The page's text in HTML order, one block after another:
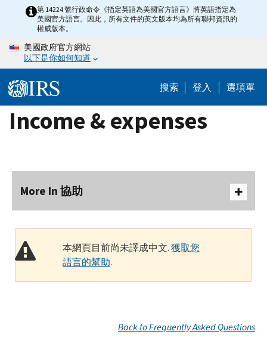
content
第 14224 號行政命令《指定英語為美國官方語言》將英語指定為
美國官方語言。因此，所有文件的英文版本均為所有聯邦資訊的
權威版本。
美國政府官方網站
以下是你如何知道
搜索 登入 選項單
Income & expenses
More In 協助
本網頁目前尚未譯成中文.獲取您
語言的幫助.
Back to Frequently Asked Questions